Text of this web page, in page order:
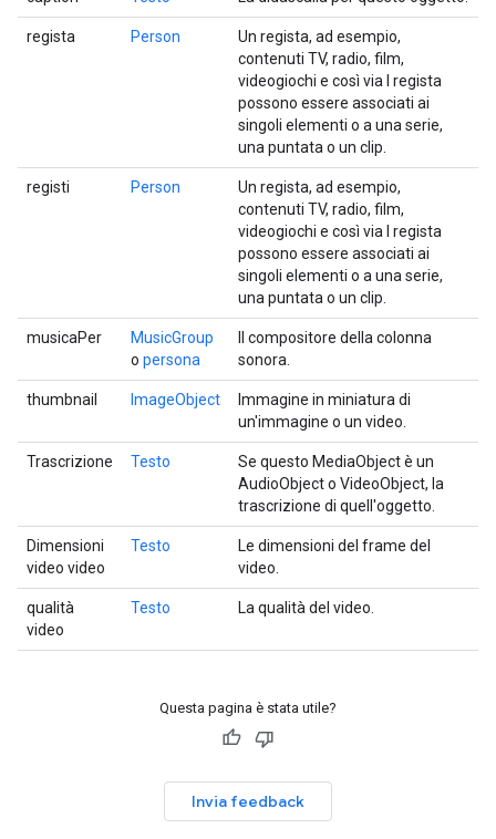
regista Person
Un regista, ad esempio,
contenuti TV, radio, film,
videogiochi e così via I regista
possono essere associati ai
singoli elementi o a una serie,
una puntata o un clip.
registi Person
Un regista, ad esempio,
contenuti TV, radio, film,
videogiochi e così via I regista
possono essere associati ai
singoli elementi o a una serie,
una puntata o un clip.
musicaPer
MusicGroup
o persona
Il compositore della colonna
sonora.
thumbnail ImageObject
Immagine in miniatura di
un'immagine o un video.
Trascrizione Testo
Se questo MediaObject è un
AudioObject o VideoObject, la
trascrizione di quell'oggetto.
Dimensioni
video video
Testo
Le dimensioni del frame del
video.
qualità
video
Testo La qualità del video.
Questa pagina è stata utile?
Invia feedback